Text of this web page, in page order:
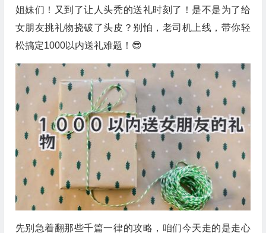
姐妹们！又到了让人头秃的送礼时刻了！是不是为了给
女朋友挑礼物挠破了头皮？别怕，老司机上线，带你轻
松搞定1000以内送礼难题！😎
先别急着翻那些千篇一律的攻略，咱们今天走的是走心